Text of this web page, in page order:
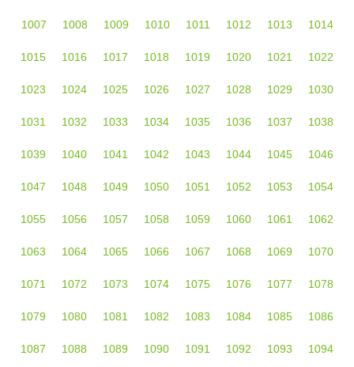
1007 1008 1009 1010 1011 1012 1013 1014
1015 1016 1017 1018 1019 1020 1021 1022
1023 1024 1025 1026 1027 1028 1029 1030
1031 1032 1033 1034 1035 1036 1037 1038
1039 1040 1041 1042 1043 1044 1045 1046
1047 1048 1049 1050 1051 1052 1053 1054
1055 1056 1057 1058 1059 1060 1061 1062
1063 1064 1065 1066 1067 1068 1069 1070
1071 1072 1073 1074 1075 1076 1077 1078
1079 1080 1081 1082 1083 1084 1085 1086
1087 1088 1089 1090 1091 1092 1093 1094